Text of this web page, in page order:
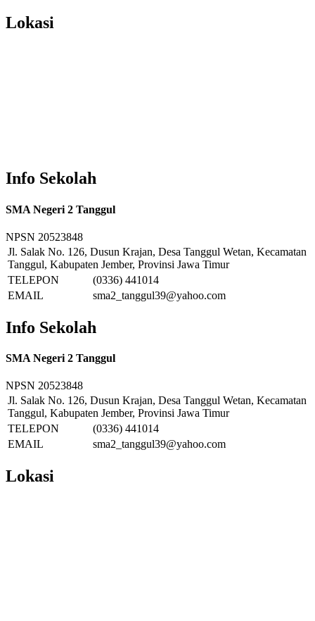
Lokasi
Info Sekolah
SMA Negeri 2 Tanggul
NPSN 20523848
Jl. Salak No. 126, Dusun Krajan, Desa Tanggul Wetan, Kecamatan
Tanggul, Kabupaten Jember, Provinsi Jawa Timur
TELEPON
(0336) 441014
EMAIL
sma2_tanggul39@yahoo.com
Info Sekolah
SMA Negeri 2 Tanggul
NPSN 20523848
Jl. Salak No. 126, Dusun Krajan, Desa Tanggul Wetan, Kecamatan
Tanggul, Kabupaten Jember, Provinsi Jawa Timur
TELEPON
(0336) 441014
EMAIL
sma2_tanggul39@yahoo.com
Lokasi